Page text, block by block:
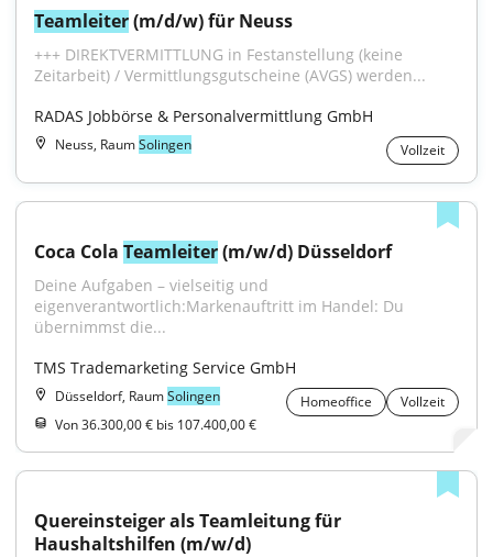
Teamleiter (m/d/w) für Neuss
+++ DIREKTVERMITTLUNG in Festanstellung (keine
Zeitarbeit) / Vermittlungsgutscheine (AVGS) werden...
RADAS Jobbörse & Personalvermittlung GmbH
Neuss, RaumSolingen Vollzeit
Coca Cola Teamleiter (m/w/d) Düsseldorf
Deine Aufgaben – vielseitig und
eigenverantwortlich:Markenauftritt im Handel: Du
übernimmst die...
TMS Trademarketing Service GmbH
Düsseldorf, RaumSolingen Homeoffice
Vollzeit
Von 36.300,00 € bis 107.400,00 €
Quereinsteiger als Teamleitung für
Haushaltshilfen (m/w/d)